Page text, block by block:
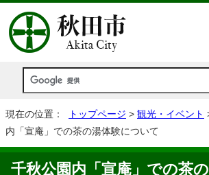
現在の位置： トップページ > 観光・イベント
内「宣庵」での茶の湯体験について
千秋公園内「宣庵」での茶